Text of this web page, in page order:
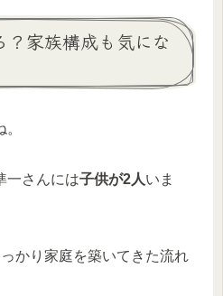
家族構成も気にな
一さんには子供が2人いま
かり家庭を築いてきた流れ